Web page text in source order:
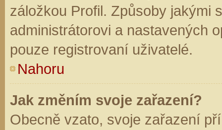
záložkou Profil. Způsoby jakými
administrátorovi a nastavených
pouze registrovaní uživatelé.
Nahoru
Jak změním svoje zařazení?
Obecně vzato, svoje zařazení